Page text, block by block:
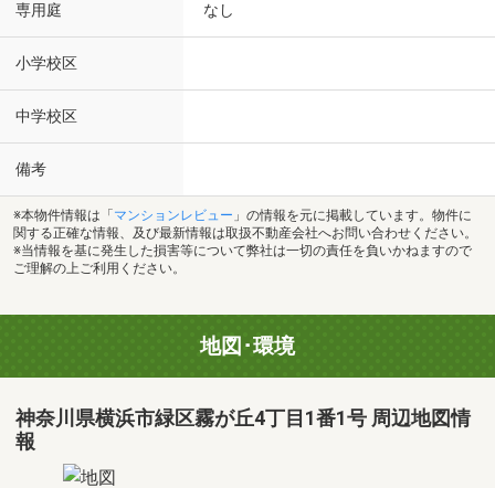
専用庭 なし
小学校区
中学校区
備考
※本物件情報は「 マンションレビュー 」の情報を元に掲載しています。物件に
関する正確な情報、及び最新情報は取扱不動産会社へお問い合わせください。
※当情報を基に発生した損害等について弊社は一切の責任を負いかねますので
ご理解の上ご利用ください。
地図･環境
神奈川県横浜市緑区霧が丘4丁目1番1号 周辺地図情
報